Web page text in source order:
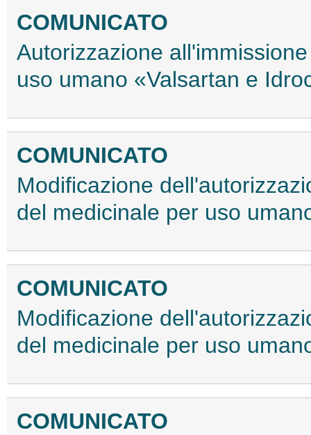
COMUNICATO
Autorizzazione
uso umano «Valsartan e
COMUNICATO
Modificazione
del medicinale per uso
COMUNICATO
Modificazione
del medicinale per uso
COMUNICATO